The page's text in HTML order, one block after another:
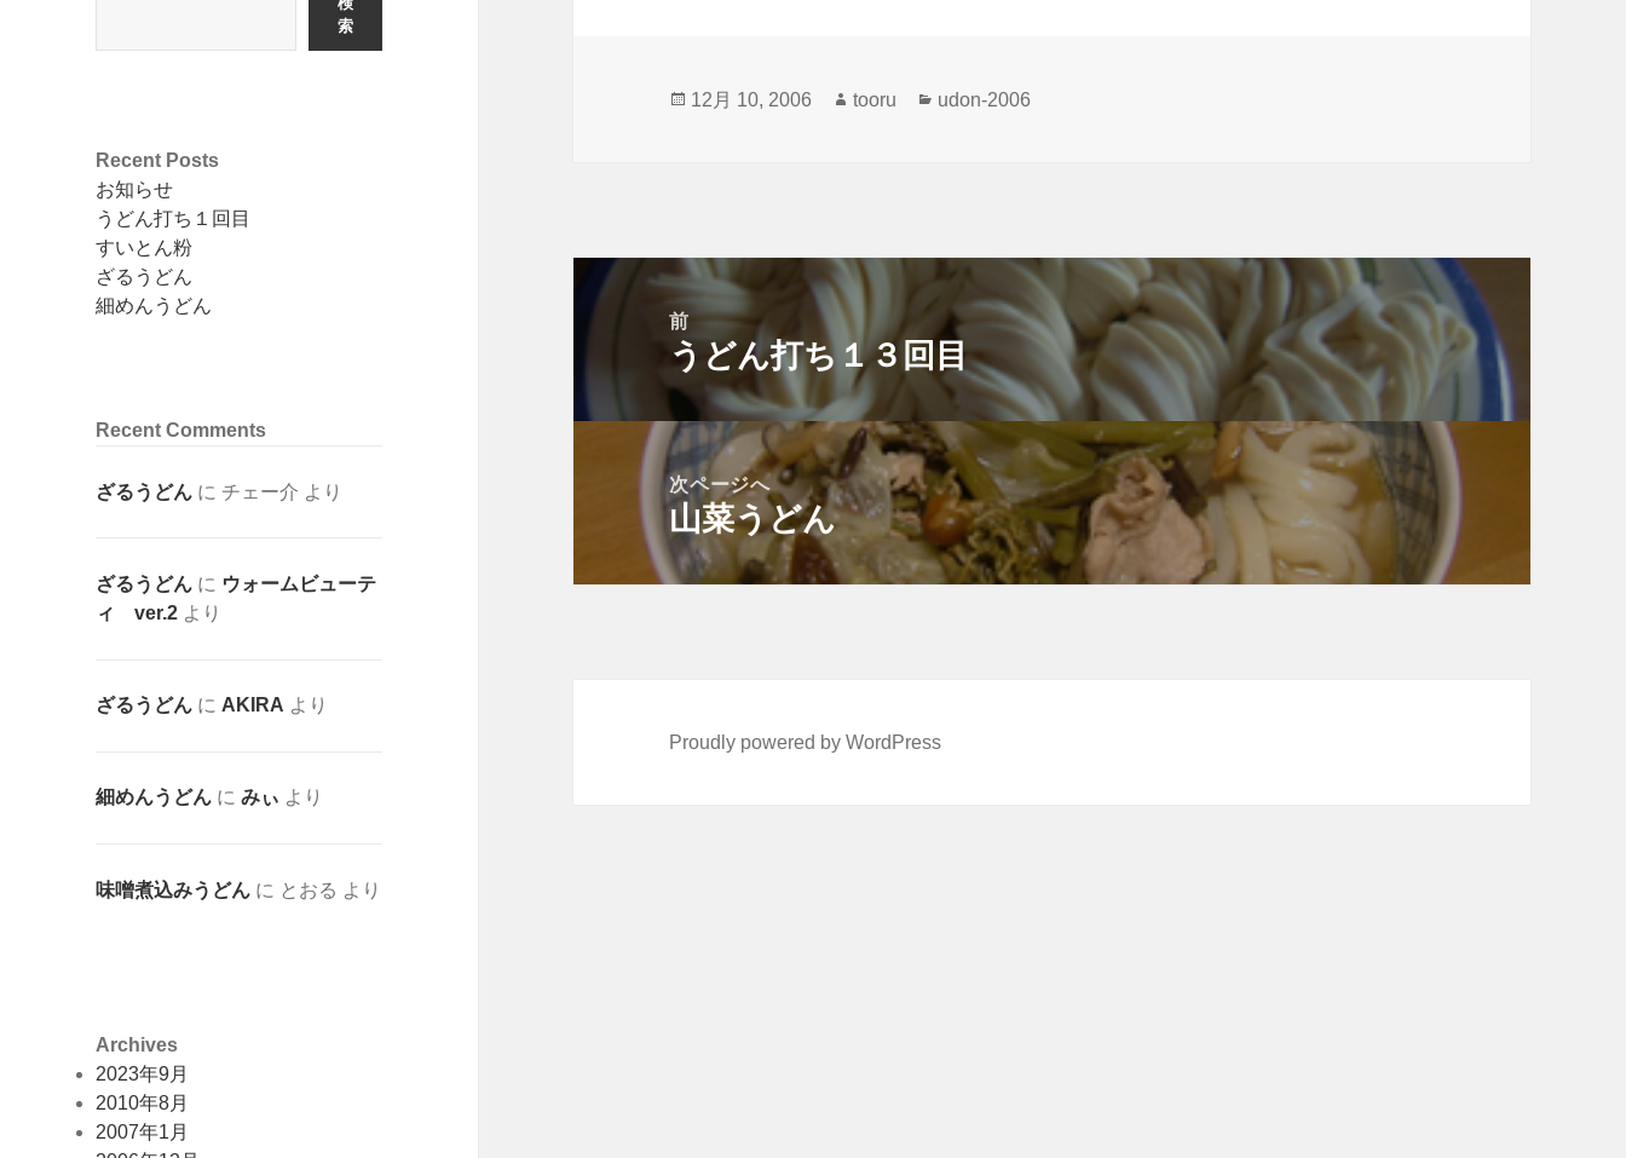
索
Recent Posts
お知らせ
うどん打ち１回目
すいとん粉
ざるうどん
細めんうどん
Recent Comments
ざるうどん に チェー介 より
ざるうどん に ウォームビューテ
ィ ver.2 より
ざるうどん に AKIRA より
細めんうどん にみぃ より
味噌煮込みうどん に とおる より
Archives
2023年9月
2010年8月
2007年1月
投
12月 10, 2006
作
tooru
カ
udon-2006
ゲ
前
前
の
投
稿:
うどん打ち１３回目
次ページへ
次
の
投
山菜うどん
Proudly powered by WordPress